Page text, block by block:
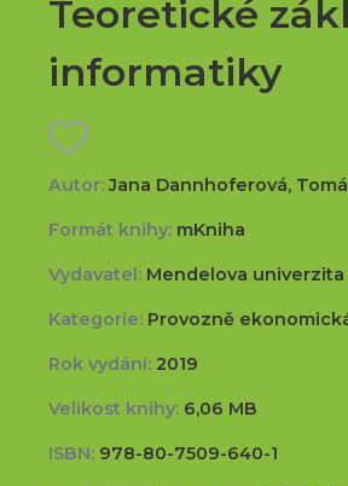
Teoretické
informatiky
Autor:Jana Dannhoferová,
Formát knihy: mKniha
Vydavatel: Mendelova univerzita
Kategorie: Provozně
Rok vydání: 2019
Velikost knihy: 6,06 MB
ISBN: 978-80-7509-640-1